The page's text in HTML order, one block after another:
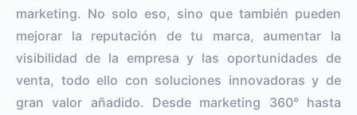
marketing. No solo eso, sino que también pueden
mejorar la reputación de tu marca, aumentar la
visibilidad de la empresa y las oportunidades de
venta, todo ello con soluciones innovadoras y de
gran valor añadido. Desde marketing 360° hasta